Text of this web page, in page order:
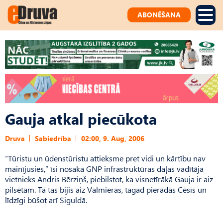
ABONĒŠANA
Gauja atkal piecūkota
Druva Sabiedrība 02:00, 9. Aug, 2006
“Tūristu un ūdenstūristu attieksme pret vidi un kārtību nav
mainījusies,” īsi nosaka GNP infrastruktūras daļas vadītāja
vietnieks Andris Bērziņš, piebilstot, ka visnetīrākā Gauja ir aiz
pilsētām. Tā tas bijis aiz Valmieras, tagad pierādās Cēsīs un
līdzīgi būšot arī Siguldā.